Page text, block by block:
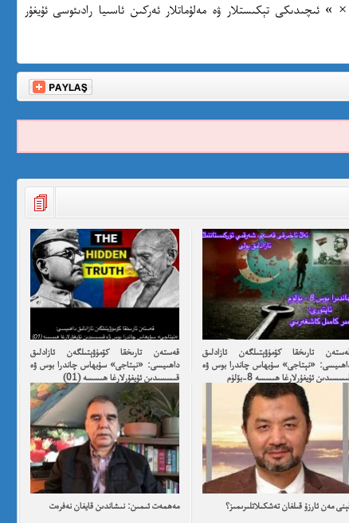
تېكىستلار ۋە مەلۇماتلار ئەركىن ئاسىيا رادىئوسى ئۇيغۇر
تارىخقا كۆمۈۋېتىلگەن ئازادلىق
«نېتاجى» سۇبھاس چاندرا بوس ۋە
ئۇيغۇرلارغا ھىسسە 8-بۆلۈم
قەستەن تارىخقا كۆمۈۋېتىلگەن ئازادلىق
داھىيسى: «نېتاجى» سۇبھاس چاندرا بوس ۋە
قىسسىدىن ئۇيغۇرلارغا ھىسسە (01)
مەن ئارزۇ قىلغان تەشكىلاتلىرىمىز؟ مەھمەت ئىمىن: نىشاندىن قايغان نەفرەت